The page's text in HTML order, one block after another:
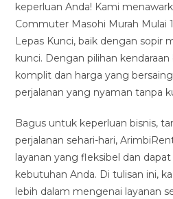
keperluan Anda! Kami
Commuter Masohi Murah Mulai
Lepas Kunci, baik dengan sopir
kunci. Dengan pilihan
komplit dan harga yang
perjalanan yang nyaman tanpa
Bagus untuk keperluan bisnis,
perjalanan sehari-hari,
layanan yang fleksibel dan
kebutuhan Anda. Di tulisan ini,
lebih dalam mengenai layanan